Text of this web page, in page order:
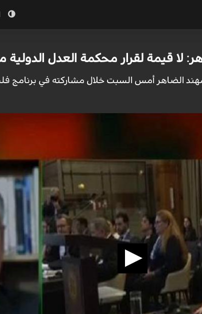
لا قيمة لقرار محكمة العدل الدولية
الضاهر أمس السبت خلال مشاركته في برنامج